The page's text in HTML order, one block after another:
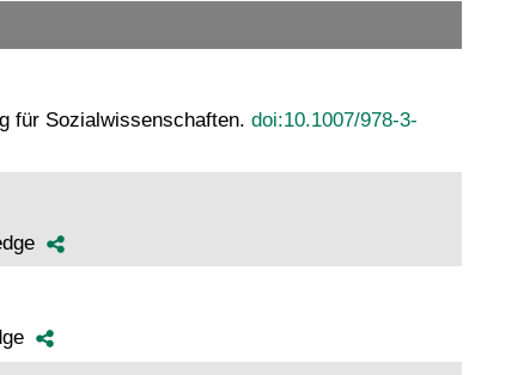
für Sozialwissenschaften. doi:10.1007/978-3-